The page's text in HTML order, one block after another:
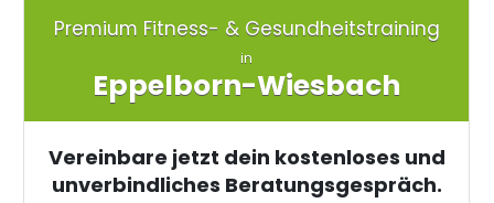
Premium Fitness- & Gesundheitstraining
in
Eppelborn-Wiesbach
Vereinbare jetzt dein kostenloses und
unverbindliches Beratungsgespräch.